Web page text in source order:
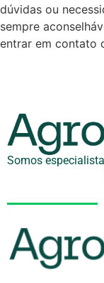
dúvidas ou
sempre
entrar em contato
Somos